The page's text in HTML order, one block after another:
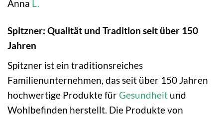
Anna L.
Spitzner: Qualität und Tradition seit über 150
Jahren
Spitzner ist ein traditionsreiches
Familienunternehmen, das seit über 150 Jahren
hochwertige Produkte für Gesundheit und
Wohlbefinden herstellt. Die Produkte von